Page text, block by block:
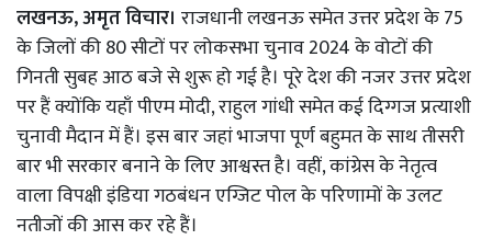
लखनऊ, अमृत विचार। राजधानी लखनऊ समेत उत्तर प्रदेश के 75
के जिलों की 80 सीटों पर लोकसभा चुनाव 2024 के वोटों की
गिनती सुबह आठ बजे से शुरू हो गई है। पूरे देश की नजर उत्तर प्रदेश
पर हैं क्योंकि यहाँ पीएम मोदी, राहुल गांधी समेत कई दिग्गज प्रत्याशी
चुनावी मैदान में हैं। इस बार जहां भाजपा पूर्ण बहुमत के साथ तीसरी
बार भी सरकार बनाने के लिए आश्वस्त है। वहीं, कांग्रेस के नेतृत्व
वाला विपक्षी इंडिया गठबंधन एग्जिट पोल के परिणामों के उलट
नतीजों की आस कर रहे हैं।